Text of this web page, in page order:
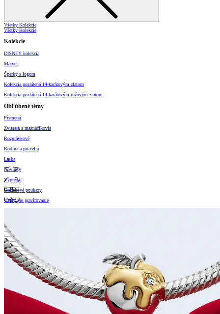
Všetky Kolekcie
Všetky Kolekcie
Kolekcie
DISNEY kolekcia
Marvel
Šperky s logom
Kolekcia pozlátená 14-karátovým zlatom
Kolekcia pozlátená 14-karátovým ružovým zlatom
Obľúbené témy
Písmená
Zvieratá a maznáčikovia
Rozprávkové
Rodina a priatelia
Láska
Novinky
Výpredaj
Darčekové poukazy
Vzory pre gravírovanie